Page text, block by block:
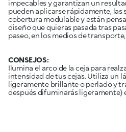
impecables y garantizan un
pueden aplicarse rápidamente, las
cobertura modulable y están
diseño que quieras pasada tras
paseo, en los medios de
CONSEJOS:
Ilumina el arco de la ceja para
intensidad de tus cejas. Utiliza un
ligeramente brillante o perlado y
después difuminarás ligeramente)